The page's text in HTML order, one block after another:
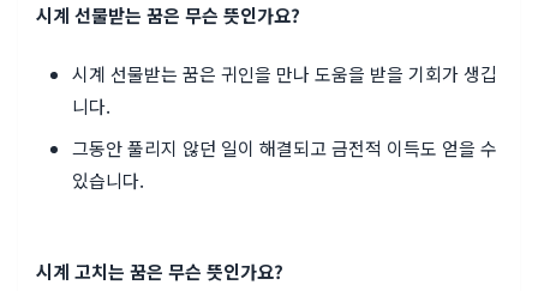
시계 선물받는 꿈은 무슨 뜻인가요?
시계 선물받는 꿈은 귀인을 만나 도움을 받을 기회가 생깁
니다.
그동안 풀리지 않던 일이 해결되고 금전적 이득도 얻을 수
있습니다.
시계 고치는 꿈은 무슨 뜻인가요?